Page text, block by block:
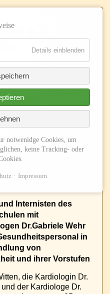
Internisten des
mit
Dr.Gabriele Wehr
in
von
und ihrer Vorstufen
die Kardiologin Dr.
der Kardiologe Dr.
Details einblenden
notwenidge Cookies, um
keine Tracking- oder
Impressum